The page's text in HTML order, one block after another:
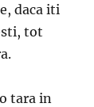
daca iti
tot
tara in